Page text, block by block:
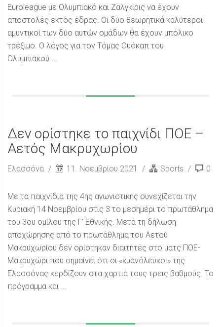
Euroleague με Ολυμπιακό και Ζαλγκίρις να έχουν
αποστολές εκτός έδρας. Οι δύο θεωρητικά καλύτεροι
αμυντικοί των δύο αυτών ομάδων θα έχουν μπόλικο
τρέξιμο. Ο λόγος για τον Τόμας Ουόκαπ του
Ολυμπιακού ...
Δεν ορίστηκε το παιχνίδι ΠΟΕ –
Αετός Μακρυχωρίου
Ελασσόνα 11. Νοεμβρίου 2021 Sports 0
Με τα παιχνίδια της 4ης αγωνιστικής συνεχίζεται την
Κυριακή 14 Νοεμβρίου στις 3 το μεσημέρι το πρωτάθλημα
του 3ου ομίλου της Γ’ Εθνικής. Μετά τη δήλωση
αποχώρησης από το πρωτάθλημα του Αετού
Μακρυχωρίου δεν ορίστηκαν διαιτητές στο ματς ΠΟΕ-
Μακρυχώρι που σημαίνει ότι οι «κυανόλευκοι» της
Ελασσόνας κερδίζουν στα χαρτιά τους τρεις βαθμούς. Το
πρόγραμμα και ...